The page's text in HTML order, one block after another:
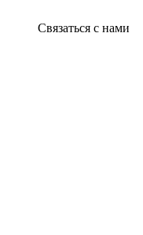
Связаться с нами